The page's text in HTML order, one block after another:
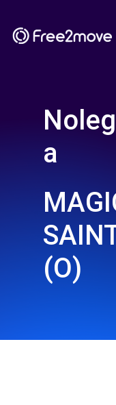
a
(O)